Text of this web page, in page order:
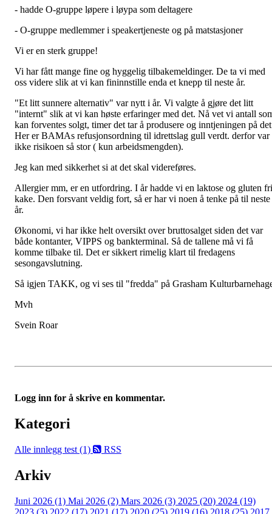
- hadde O-gruppe løpere i løypa som deltagere
- O-gruppe medlemmer i speakertjeneste og på matstasjoner
Vi er en sterk gruppe!
Vi har fått mange fine og hyggelig tilbakemeldinger. De ta vi med
oss videre slik at vi kan fininnstille enda et knepp til neste år.
"Et litt sunnere alternativ" var nytt i år. Vi valgte å gjøre det litt
"internt" slik at vi kan høste erfaringer med det. Nå vet vi antall
kan forventes solgt, timer det tar å produsere og inntjeningen på
Her er BAMAs refusjonsordning til idrettslag gull verdt. derfor var
ikke risikoen så stor ( kun arbeidsmengden).
Jeg kan med sikkerhet si at det skal videreføres.
Allergier mm, er en utfordring. I år hadde vi en laktose og gluten fri
kake. Den forsvant veldig fort, så er har vi noen å tenke på til neste
år.
Økonomi, vi har ikke helt oversikt over bruttosalget siden det var
både kontanter, VIPPS og bankterminal. Så de tallene må vi få
komme tilbake til. Det er sikkert rimelig klart til fredagens
sesongavslutning.
Så igjen TAKK, og vi ses til "fredda" på Grasham
Mvh
Svein Roar
Logg inn for å skrive en kommentar.
Kategori
Alle innlegg test (1) RSS
Arkiv
Juni 2026 (1) Mai 2026 (2) Mars 2026 (3) 2025 (20) 2024 (19)
2023 (3) 2022 (17) 2021 (17) 2020 (25) 2019 (16) 2018 (25) 2017